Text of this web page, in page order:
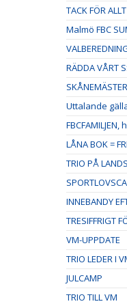
TACK FÖR
Malmö FBC
RÄDDA VÅRT
Uttalande
LÅNA BOK =
TRIO PÅ
INNEBANDY
TRESIFFRIGT
VM-UPPDATE
TRIO LEDER I
JULCAMP
TRIO TILL VM